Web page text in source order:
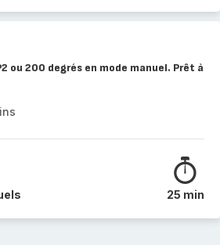
ou 200 degrés en mode manuel. Prêt à
25 min